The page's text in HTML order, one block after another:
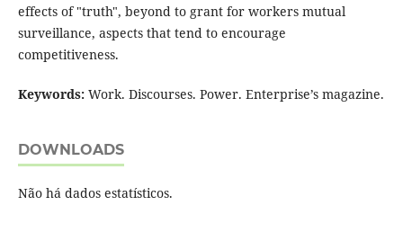
effects of "truth", beyond to grant for workers mutual
surveillance, aspects that tend to encourage
competitiveness.
Keywords: Work. Discourses. Power. Enterprise’s magazine.
DOWNLOADS
Não há dados estatísticos.